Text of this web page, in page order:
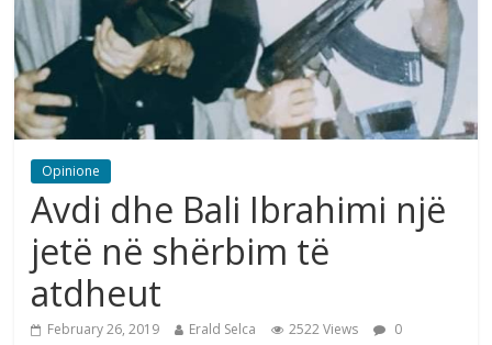
Opinione
Avdi dhe Bali Ibrahimi një
jetë në shërbim të
atdheut
February 26, 2019 Erald Selca 2522 Views
0